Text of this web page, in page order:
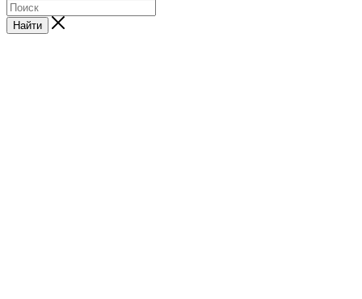
Найти